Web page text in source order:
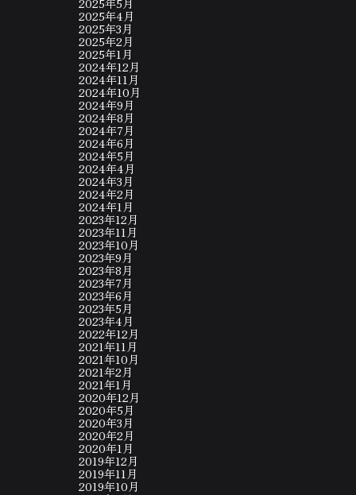
2025年4月
2025年3月
2025年2月
2025年1月
2024年12月
2024年11月
2024年10月
2024年9月
2024年8月
2024年7月
2024年6月
2024年5月
2024年4月
2024年3月
2024年2月
2024年1月
2023年12月
2023年11月
2023年10月
2023年9月
2023年8月
2023年7月
2023年6月
2023年5月
2023年4月
2022年12月
2021年11月
2021年10月
2021年2月
2021年1月
2020年12月
2020年5月
2020年3月
2020年2月
2020年1月
2019年12月
2019年11月
2019年10月